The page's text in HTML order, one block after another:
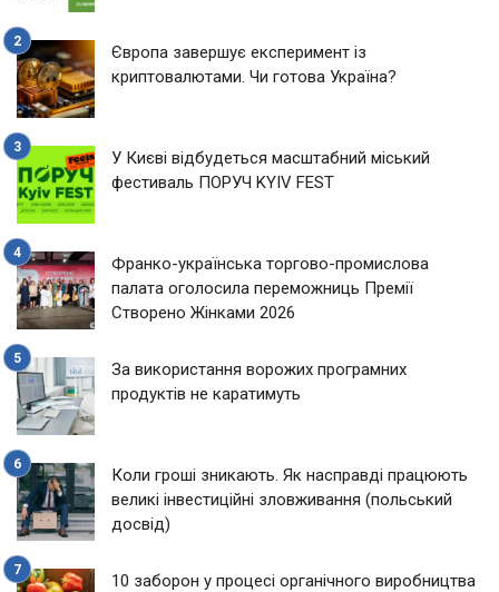
Європа завершує експеримент із
криптовалютами. Чи готова Україна?
У Києві відбудеться масштабний міський
фестиваль ПОРУЧ KYIV FEST
Франко-українська торгово-промислова
палата оголосила переможниць Премії
Створено Жінками 2026
За використання ворожих програмних
продуктів не каратимуть
Коли гроші зникають. Як насправді працюють
великі інвестиційні зловживання (польський
досвід)
10 заборон у процесі органічного виробництва